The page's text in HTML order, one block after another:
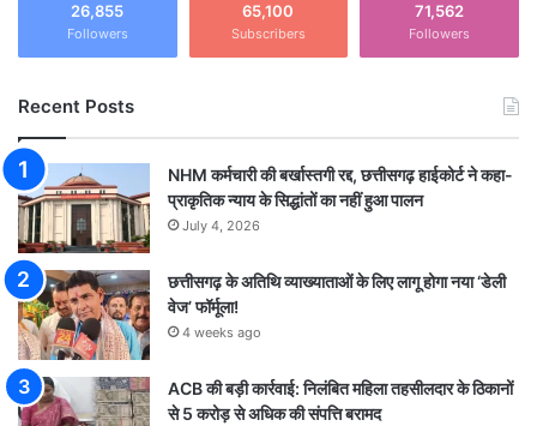
26,855
Followers
65,100
Subscribers
71,562
Followers
Recent Posts
NHM कर्मचारी की बर्खास्तगी रद्द, छत्तीसगढ़ हाईकोर्ट ने कहा-
प्राकृतिक न्याय के सिद्धांतों का नहीं हुआ पालन
July 4, 2026
छत्तीसगढ़ के अतिथि व्याख्याताओं के लिए लागू होगा नया ‘डेली
वेज’ फॉर्मूला!
4 weeks ago
ACB की बड़ी कार्रवाई: निलंबित महिला तहसीलदार के ठिकानों
से 5 करोड़ से अधिक की संपत्ति बरामद